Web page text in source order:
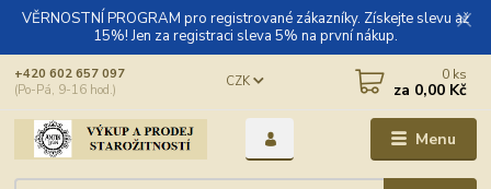
VĚRNOSTNÍ PROGRAM pro registrované zákazníky. Získejte slevu až
15%! Jen za registraci sleva 5% na první nákup.
Menu
CZK
+420 602 657 097
(Po-Pá, 9-16 hod.)
0 ks
za 0,00 Kč